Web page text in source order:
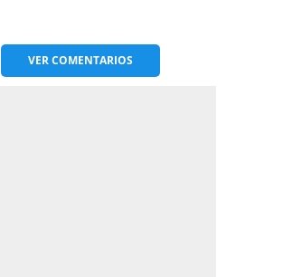
VERCOMENTARIOS